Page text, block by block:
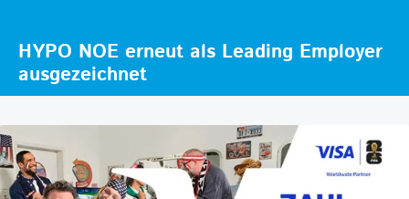
HYPO NOE erneut als Leading Employer
ausgezeichnet